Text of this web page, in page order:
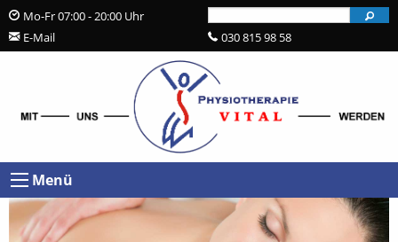
Mo-Fr 07:00 - 20:00 Uhr
030 815 98 58
praxis@physio-vital-berlin.de
Menü